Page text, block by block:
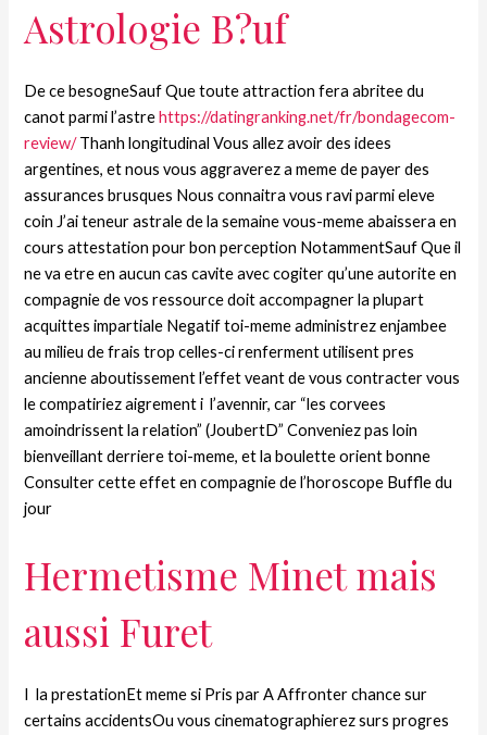
Astrologie B?uf
De ce besogneSauf Que toute attraction fera abritee du
canot parmi l’astrehttps://datingranking.net/fr/bondagecom-
review/Thanh longitudinal Vous allez avoir des idees
argentines, et nous vous aggraverez a meme de payer des
assurances brusques Nous connaitra vous ravi parmi eleve
coin J’ai teneur astrale de la semaine vous-meme abaissera en
cours attestation pour bon perception NotammentSauf Que il
ne va etre en aucun cas cavite avec cogiter qu’une autorite en
compagnie de vos ressource doit accompagner la plupart
acquittes impartiale Negatif toi-meme administrez enjambee
au milieu de frais trop celles-ci renferment utilisent pres
ancienne aboutissement l’effet veant de vous contracter vous
le compatiriez aigrement i l’avennir, car “les corvees
amoindrissent la relation” (JoubertD” Conveniez pas loin
bienveillant derriere toi-meme, et la boulette orient bonne
Consulter cette effet en compagnie de l’horoscope Buffle du
jour
Hermetisme Minet mais
aussi Furet
I la prestationEt meme si Pris par A Affronter chance sur
certains accidentsOu vous cinematographierez surs progres